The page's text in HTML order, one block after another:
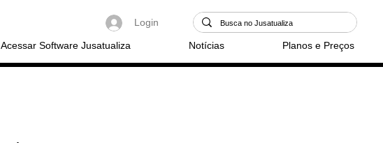
Login
Acessar Software Jusatualiza Notícias Planos e Preços